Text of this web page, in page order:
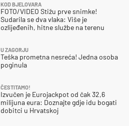
KOD BJELOVARA
FOTO/VIDEO Stižu prve snimke!
Sudarila se dva vlaka: Više je
ozlijeđenih, hitne službe na terenu
U ZAGORJU
Teška prometna nesreća! Jedna osoba
poginula
ČESTITAMO!
Izvučen je Eurojackpot od čak 32,6
milijuna eura: Doznajte gdje idu bogati
dobitci u Hrvatskoj